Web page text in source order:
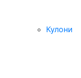
Кулони